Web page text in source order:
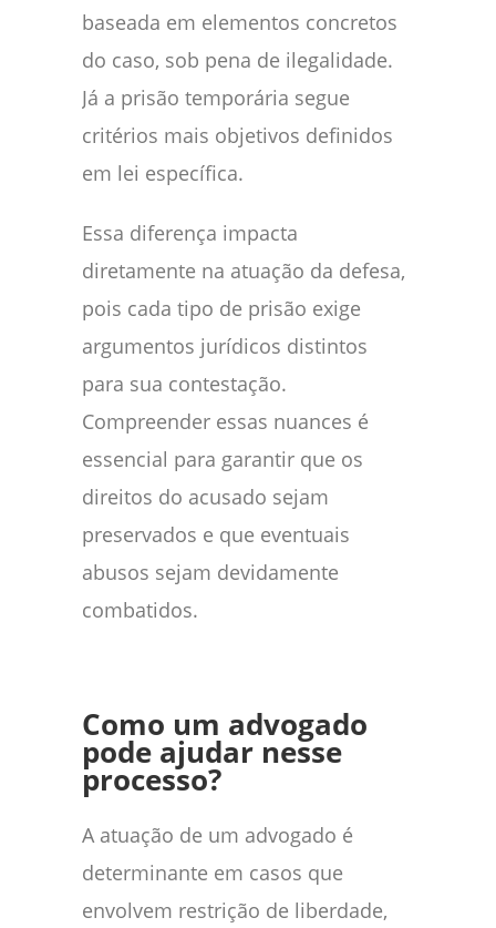
baseada em elementos concretos
do caso, sob pena de ilegalidade.
Já a prisão temporária segue
critérios mais objetivos definidos
em lei específica.
Essa diferença impacta
diretamente na atuação da defesa,
pois cada tipo de prisão exige
argumentos jurídicos distintos
para sua contestação.
Compreender essas nuances é
essencial para garantir que os
direitos do acusado sejam
preservados e que eventuais
abusos sejam devidamente
combatidos.
Como um advogado
pode ajudar nesse
processo?
A atuação de um advogado é
determinante em casos que
envolvem restrição de liberdade,